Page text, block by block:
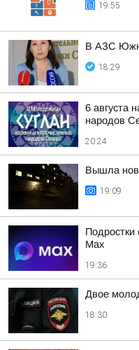
19:55
В АЗС
18:29
6 августа
народов
20:24
Вышла
19:09
Мах
19:36
Двое
18:30